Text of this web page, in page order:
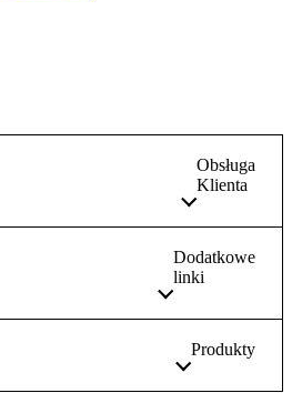
Obsługa
Klienta
Dodatkowe
linki
Produkty